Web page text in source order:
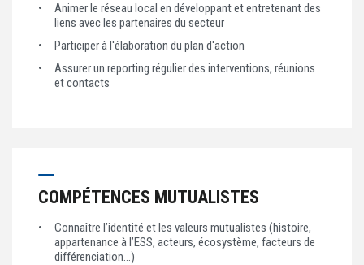
Animer le réseau local en développant et entretenant des
liens avec les partenaires du secteur
Participer à l'élaboration du plan d'action
Assurer un reporting régulier des interventions, réunions
et contacts
COMPÉTENCES MUTUALISTES
Connaître l’identité et les valeurs mutualistes (histoire,
appartenance à l’ESS, acteurs, écosystème, facteurs de
différenciation…)